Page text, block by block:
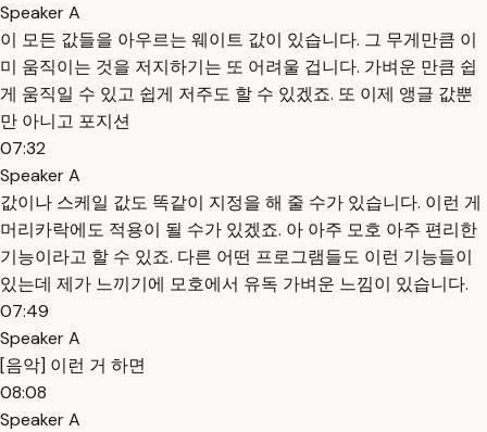
Speaker A
이 모든 값들을 아우르는 웨이트 값이 있습니다. 그 무게만큼 이
미 움직이는 것을 저지하기는 또 어려울 겁니다. 가벼운 만큼 쉽
게 움직일 수 있고 쉽게 저주도 할 수 있겠죠. 또 이제 앵글 값뿐
만 아니고 포지션
07:32
Speaker A
값이나 스케일 값도 똑같이 지정을 해 줄 수가 있습니다. 이런 게
머리카락에도 적용이 될 수가 있겠죠. 아 아주 모호 아주 편리한
기능이라고 할 수 있죠. 다른 어떤 프로그램들도 이런 기능들이
있는데 제가 느끼기에 모호에서 유독 가벼운 느낌이 있습니다.
07:49
Speaker A
[음악] 이런 거 하면
08:08
Speaker A